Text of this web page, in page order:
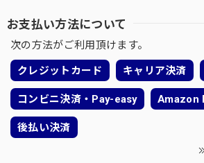
お支払い方法について
次の方法がご利用頂けます。
クレジットカード キャリア決済
コンビニ決済・Pay-easy Amazon
後払い決済